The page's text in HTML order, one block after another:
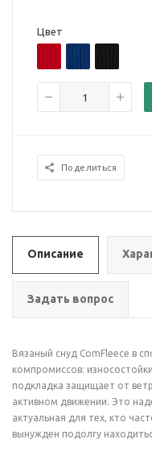
Цвет
Поделиться
Описание
Задать вопрос
Вязаный снуд ComFleece в
компромиссов:
подкладка защищает от
активном движении. Это
актуальная для тех, кто
вынужден подолгу